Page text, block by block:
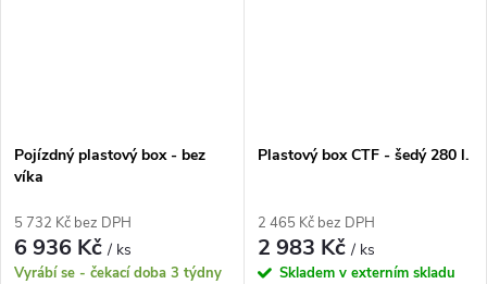
Pojízdný plastový box - bez
víka
5 732 Kč bez DPH
6 936 Kč/ ks
Vyrábí se - čekací doba 3 týdny
Plastový box CTF - šedý 280 l.
2 465 Kč bez DPH
2 983 Kč/ ks
Skladem v externím skladu